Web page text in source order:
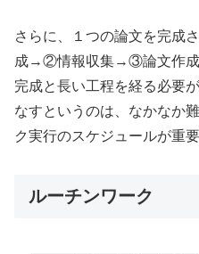
さらに、１つの論文を完成
成→②情報収集→③論文
完成と長い工程を経る必要
なすというのは、なかなか
ク実行のスケジュールが重
ルーチンワーク